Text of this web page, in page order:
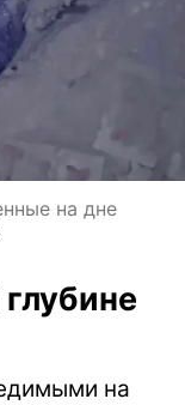
на дне
на